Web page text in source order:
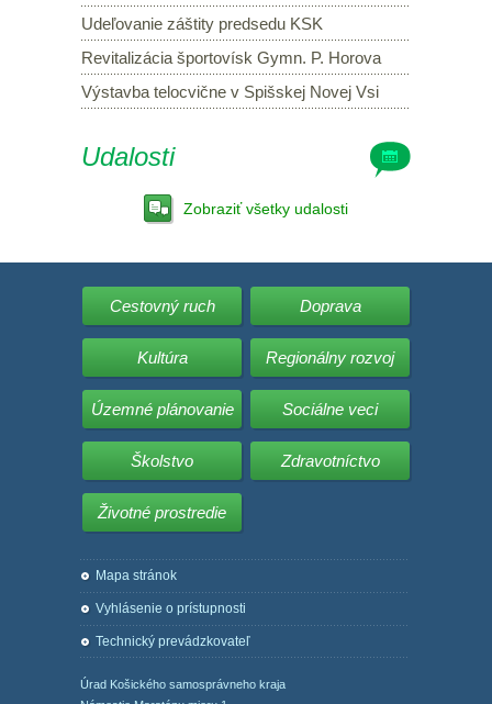
Udeľovanie záštity predsedu KSK
Revitalizácia športovísk Gymn. P. Horova
Výstavba telocvične v Spišskej Novej Vsi
Udalosti
Zobraziť všetky udalosti
Cestovný ruch Doprava
Kultúra Regionálny rozvoj
Územné plánovanie Sociálne veci
Školstvo Zdravotníctvo
Životné prostredie
Mapa stránok
Vyhlásenie o prístupnosti
Technický prevádzkovateľ
Úrad Košického samosprávneho kraja